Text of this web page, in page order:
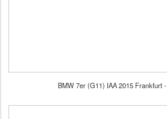
BMW 7er (G11) IAA 2015 Frankfurt